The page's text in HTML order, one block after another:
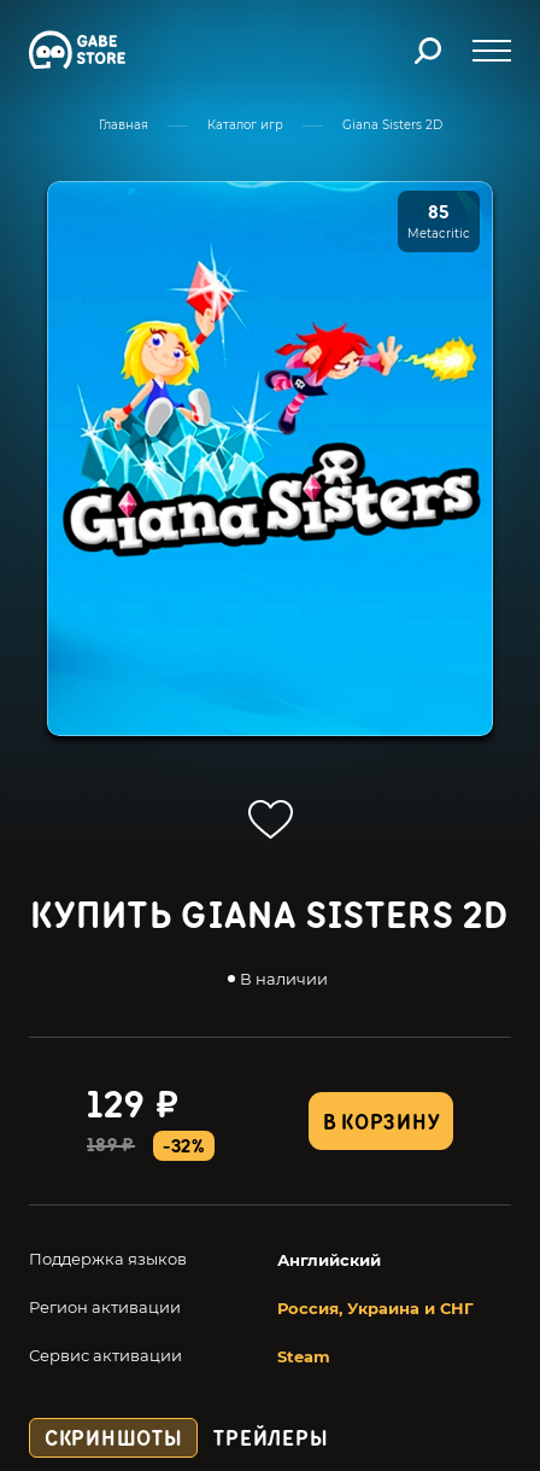
Главная Каталог игр Giana Sisters 2D
85
Metacritic
КУПИТЬ GIANA SISTERS 2D
В наличии
В КОРЗИНУ
129 ₽
189 ₽ -32%
Поддержка языков Английский
Регион активации Россия, Украина и СНГ
Сервис активации Steam
СКРИНШОТЫ ТРЕЙЛЕРЫ